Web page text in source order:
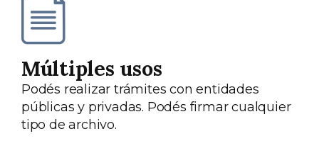
Múltiples usos
Podés realizar trámites con entidades
públicas y privadas. Podés firmar cualquier
tipo de archivo.